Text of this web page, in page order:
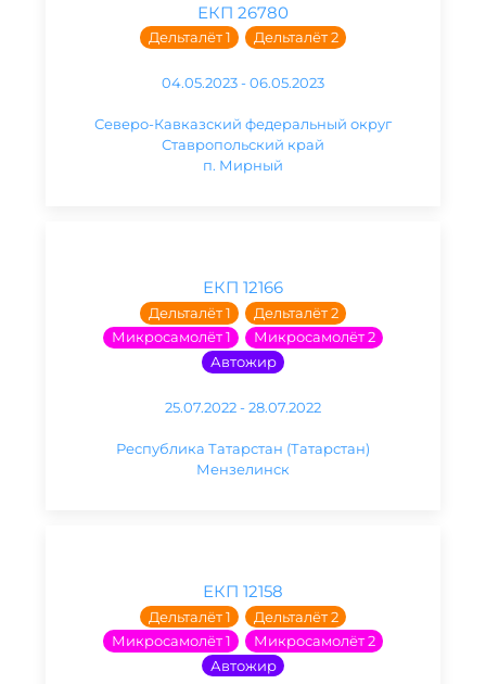
ЕКП 26780
Дельталёт 1 Дельталёт 2
04.05.2023 - 06.05.2023
Северо-Кавказский федеральный округ
Ставропольский край
п. Мирный
ЕКП 12166
Дельталёт 1
Дельталёт 2
Микросамолёт 1
Микросамолёт 2
Автожир
25.07.2022 - 28.07.2022
Республика Татарстан (Татарстан)
Мензелинск
ЕКП 12158
Дельталёт 1
Дельталёт 2
Микросамолёт 1
Микросамолёт 2
Автожир